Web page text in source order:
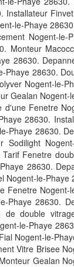
le-Phaye
Nogent-le-
Monteur
28630.
28630.
Nogent-le-
Gealan
Fenetre
28630.
Phaye 28630.
Sodilight
Fenetre
28630.
Nogent-le-Phaye
Fenetre Nogent-
Phaye 28630.
double
le-Phaye
Nogent-le-
Vitre Brisee
Gealan